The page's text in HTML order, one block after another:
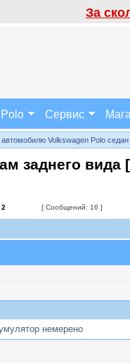
За
Сервис
Volkswagen Polo седан
заднего вида
2 [ Сообщений: 16 ]
немерено